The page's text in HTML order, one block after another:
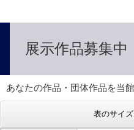
展示作品募集中
あなたの作品・団体作品を当
表のサイ